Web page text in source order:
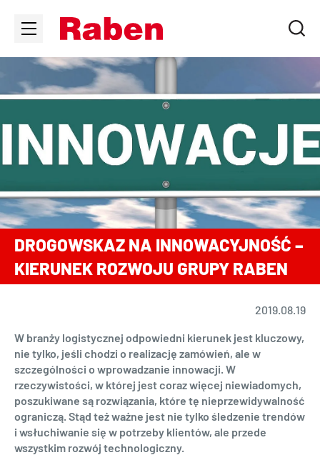
DROGOWSKAZ NA INNOWACYJNOŚĆ –
KIERUNEK ROZWOJU GRUPY RABEN
2019.08.19
W branży logistycznej odpowiedni kierunek jest kluczowy,
nie tylko, jeśli chodzi o realizację zamówień, ale w
szczególności o wprowadzanie innowacji. W
rzeczywistości, w której jest coraz więcej niewiadomych,
poszukiwane są rozwiązania, które tę nieprzewidywalność
ograniczą. Stąd też ważne jest nie tylko śledzenie trendów
i wsłuchiwanie się w potrzeby klientów, ale przede
wszystkim rozwój technologiczny.